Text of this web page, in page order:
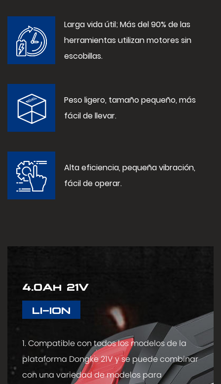
Larga vida útil; Más del 90% de las
herramientas utilizan motores sin
escobillas.
Peso ligero, tamaño pequeño, más
fácil de llevar.
Alta eficiencia, pequeña vibración,
fácil de operar.
4.0Ah 21V
LI-ION
1. Compatible con todos los modelos de la
plataforma Dongke 21V y se puede combinar
con una variedad de modelos para